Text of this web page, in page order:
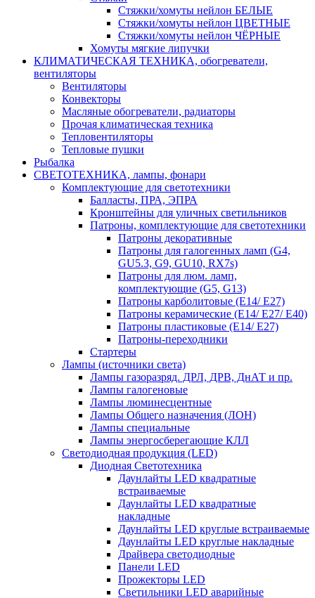
Стяжки/хомуты нейлон БЕЛЫЕ
Стяжки/хомуты нейлон ЦВЕТНЫЕ
Стяжки/хомуты нейлон ЧЁРНЫЕ
Хомуты мягкие липучки
КЛИМАТИЧЕСКАЯ ТЕХНИКА, обогреватели,
вентиляторы
Вентиляторы
Конвекторы
Масляные обогреватели, радиаторы
Прочая климатическая техника
Тепловентиляторы
Тепловые пушки
Рыбалка
СВЕТОТЕХНИКА, лампы, фонари
Комплектующие для светотехники
Балласты, ПРА, ЭПРА
Кронштейны для уличных светильников
Патроны, комплектующие для светотехники
Патроны декоративные
Патроны для галогенных ламп (G4,
GU5.3, G9, GU10, RX7s)
Патроны для люм. ламп,
комплектующие (G5, G13)
Патроны карболитовые (E14/ E27)
Патроны керамические (E14/ E27/ E40)
Патроны пластиковые (E14/ E27)
Патроны-переходники
Стартеры
Лампы (источники света)
Лампы газоразряд. ДРЛ, ДРВ, ДнАТ и пр.
Лампы галогеновые
Лампы люминесцентные
Лампы Общего назначения (ЛОН)
Лампы специальные
Лампы энергосберегающие КЛЛ
Светодиодная продукция (LED)
Диодная Светотехника
Даунлайты LED квадратные
встраиваемые
Даунлайты LED квадратные
накладные
Даунлайты LED круглые встраиваемые
Даунлайты LED круглые накладные
Драйвера светодиодные
Панели LED
Прожекторы LED
Светильники LED аварийные